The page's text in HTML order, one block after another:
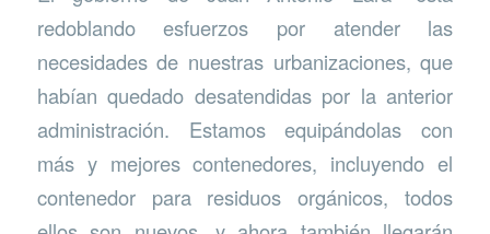
redoblando esfuerzos por atender las
necesidades de nuestras urbanizaciones, que
habían quedado desatendidas por la anterior
administración. Estamos equipándolas con
más y mejores contenedores, incluyendo el
contenedor para residuos orgánicos, todos